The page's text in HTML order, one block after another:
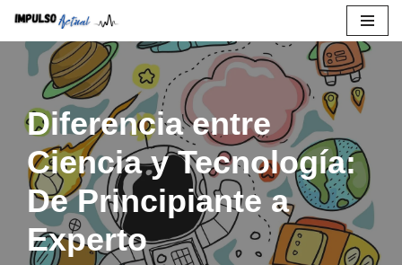
Saltar
contenido
Diferencia entre
Ciencia y Tecnología:
De Principiante a
Experto